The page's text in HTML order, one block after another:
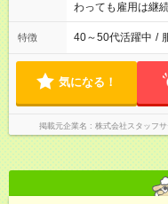
わっても雇用は継続
特徴 40～50代活躍中 /
気になる！
掲載元企業名 株式会社スタッフ